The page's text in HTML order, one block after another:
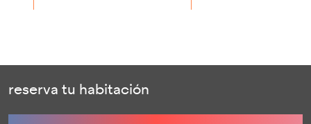
reserva tu habitación